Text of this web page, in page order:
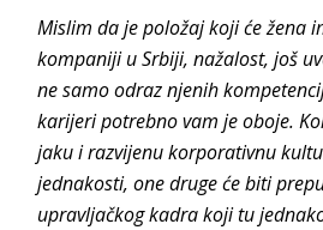
Mislim da je položaj koji će žena
kompaniji u Srbiji, nažalost, još
ne samo odraz njenih
karijeri potrebno vam je oboje.
jaku i razvijenu korporativnu
jednakosti, one druge će biti
upravljačkog kadra koji tu